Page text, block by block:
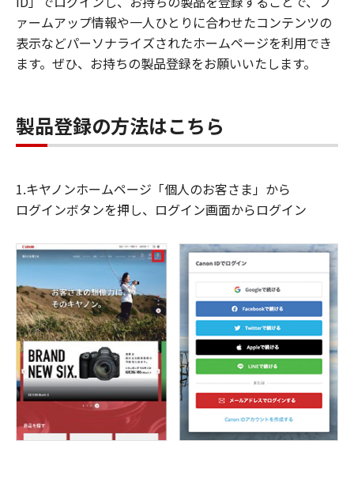
ァームアップ情報や一人ひとりに合わせたコンテンツの
表示などパーソナライズされたホームページを利用でき
ます。ぜひ、お持ちの製品登録をお願いいたします。
製品登録の方法はこちら
1.キヤノンホームページ「個人のお客さま」から
ログインボタンを押し、ログイン画面からログイン